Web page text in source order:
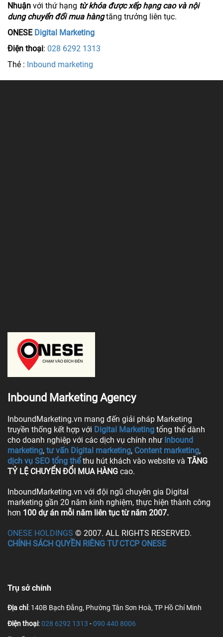
Nhuận với thứ hạng từ khóa được xếp hạng cao và nội
dung chuyển đổi mua hàngtăng trưởng liên tục.
ONESE Digital Marketing
Điện thoại: 028 6292 1313
Thẻ : Inbound marketing
Inbound Marketing Agency
InboundMarketing.vn mang đến giải pháp Marketing
truyền thống kết hợp với Digital Marketing tổng thể dành
cho doanh nghiệp với các dịch vụ chính như Inbound
marketing, tư vấn Digital marketing, Content marketing,
dịch vụ SEO tổng thể thu hút khách vào website và TĂNG
TỶ LỆ CHUYỂN ĐỔI MUA HÀNG cao.
InboundMarketing.vn với đội ngũ chuyên gia Digital
marketing gần 20 năm kinh nghiệm, thực hiện thành công
hơn 100 dự án mỗi năm liên tục từ năm 2007.
ONESE HOLDINGS © 2007. ALL RIGHTS RESERVED.
CHÍNH SÁCH QUYỀN RIÊNG TƯ CTCP ONESE
Trụ sở chính
Địa chỉ: 140B Bạch Đằng, Phường Tân Sơn Hoà, TP Hồ Chí Minh
Điện thoại:028 6292 1313 -090 440 8006